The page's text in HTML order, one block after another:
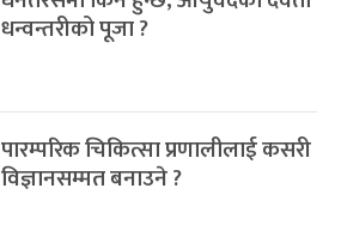
धन्वन्तरीको पूजा ?
पारम्परिक चिकित्सा प्रणालीलाई कसरी
विज्ञानसम्मत बनाउने ?